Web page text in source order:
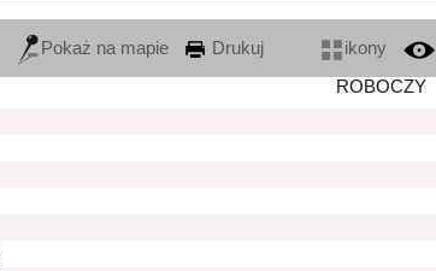
Pokaż na mapie Drukuj ikony
ROBOCZY